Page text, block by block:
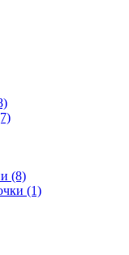
(8)
(1)